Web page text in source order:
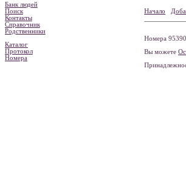
Банк людей
Поиск
Контакты
Справочник
Родственники
Каталог
Протокол
Номера
Начало
Номера
Вы можете